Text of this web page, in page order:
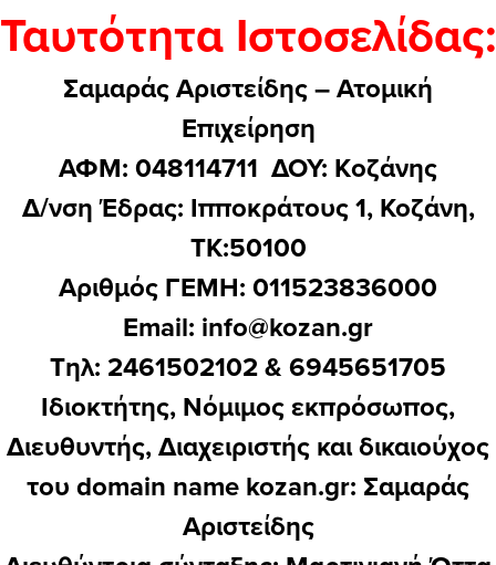
Ταυτότητα Ιστοσελίδας:
Σαμαράς Αριστείδης – Ατομική
Επιχείρηση
ΑΦΜ: 048114711 ΔΟΥ: Kοζάνης
Δ/νση Έδρας: Ιπποκράτους 1, Κοζάνη,
ΤΚ:50100
Αριθμός ΓΕΜΗ: 011523836000
Email: info@kozan.gr
Τηλ: 2461502102 & 6945651705
Ιδιοκτήτης, Νόμιμος εκπρόσωπος,
Διευθυντής, Διαχειριστής και δικαιούχος
του domain name kozan.gr: Σαμαράς
Αριστείδης